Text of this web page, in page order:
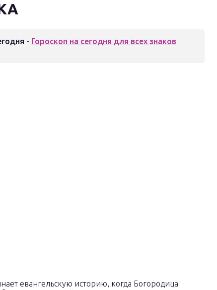
- Гороскоп на сегодня для всех знаков
евангельскую историю, когда Богородица